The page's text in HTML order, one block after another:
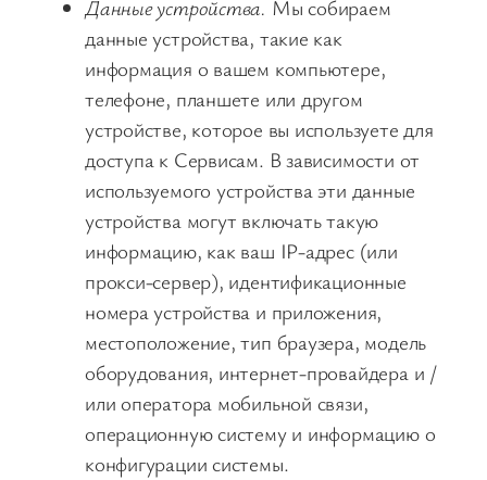
Данные устройства. Мы собираем
данные устройства, такие как
информация о вашем компьютере,
телефоне, планшете или другом
устройстве, которое вы используете для
доступа к Сервисам. В зависимости от
используемого устройства эти данные
устройства могут включать такую
информацию, как ваш IP-адрес (или
прокси-сервер), идентификационные
номера устройства и приложения,
местоположение, тип браузера, модель
оборудования, интернет-провайдера и /
или оператора мобильной связи,
операционную систему и информацию о
конфигурации системы.